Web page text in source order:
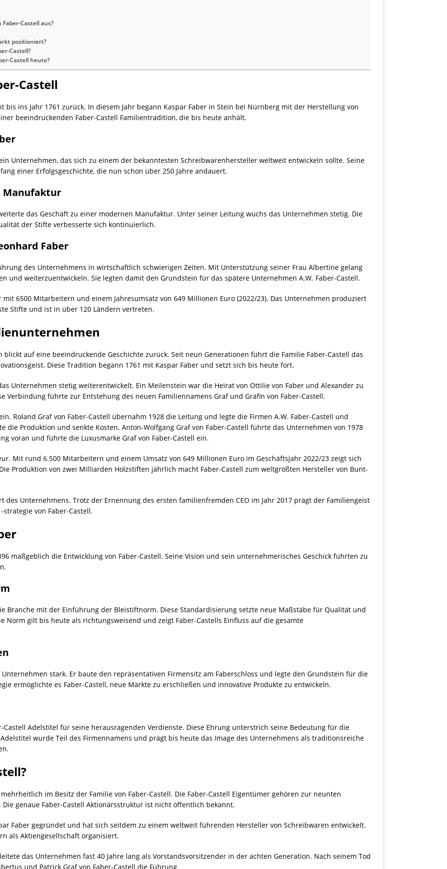
Castell aus?
positioniert?
Castell?
Castell heute?
Castell
bis ins Jahr 1761 zurück. In diesem Jahr begann Kaspar Faber in Stein bei Nürnberg mit der Herstellung von
beeindruckenden Faber-Castell Familientradition, die bis heute anhält.
Unternehmen, das sich zu einem der bekanntesten Schreibwarenhersteller weltweit entwickeln sollte. Seine
einer Erfolgsgeschichte, die nun schon über 250 Jahre andauert.
Manufaktur
das Geschäft zu einer modernen Manufaktur. Unter seiner Leitung wuchs das Unternehmen stetig. Die
der Stifte verbesserte sich kontinuierlich.
Faber
des Unternehmens in wirtschaftlich schwierigen Zeiten. Mit Unterstützung seiner Frau Albertine gelang
und weiterzuentwickeln. Sie legten damit den Grundstein für das spätere Unternehmen A.W. Faber-Castell.
mit 6500 Mitarbeitern und einem Jahresumsatz von 649 Millionen Euro (2022/23). Das Unternehmen produziert
Stifte und ist in über 120 Ländern vertreten.
blickt auf eine beeindruckende Geschichte zurück. Seit neun Generationen führt die Familie Faber-Castell das
Diese Tradition begann 1761 mit Kaspar Faber und setzt sich bis heute fort.
Unternehmen stetig weiterentwickelt. Ein Meilenstein war die Heirat von Ottilie von Faber und Alexander zu
Verbindung führte zur Entstehung des neuen Familiennamens Graf und Gräfin von Faber-Castell.
Roland Graf von Faber-Castell übernahm 1928 die Leitung und legte die Firmen A.W. Faber-Castell und
die Produktion und senkte Kosten. Anton-Wolfgang Graf von Faber-Castell führte das Unternehmen von 1978
voran und führte die Luxusmarke Graf von Faber-Castell ein.
Mit rund 6.500 Mitarbeitern und einem Umsatz von 649 Millionen Euro im Geschäftsjahr 2022/23 zeigt sich
Produktion von zwei Milliarden Holzstiften jährlich macht Faber-Castell zum weltgrößten Hersteller von Bunt-
Unternehmens. Trotz der Ernennung des ersten familienfremden CEO im Jahr 2017 prägt der Familiengeist
von Faber-Castell.
maßgeblich die Entwicklung von Faber-Castell. Seine Vision und sein unternehmerisches Geschick führten zu
Branche mit der Einführung der Bleistiftnorm. Diese Standardisierung setzte neue Maßstäbe für Qualität und
Norm gilt bis heute als richtungsweisend und zeigt Faber-Castells Einfluss auf die gesamte
stark. Er baute den repräsentativen Firmensitz am Faberschloss und legte den Grundstein für die
ermöglichte es Faber-Castell, neue Märkte zu erschließen und innovative Produkte zu entwickeln.
Castell Adelstitel für seine herausragenden Verdienste. Diese Ehrung unterstrich seine Bedeutung für die
wurde Teil des Firmennamens und prägt bis heute das Image des Unternehmens als traditionsreiche
im Besitz der Familie von Faber-Castell. Die Faber-Castell Eigentümer gehören zur neunten
genaue Faber-Castell Aktionärsstruktur ist nicht öffentlich bekannt.
Faber gegründet und hat sich seitdem zu einem weltweit führenden Hersteller von Schreibwaren entwickelt.
als Aktiengesellschaft organisiert.
das Unternehmen fast 40 Jahre lang als Vorstandsvorsitzender in der achten Generation. Nach seinem Tod
und Patrick Graf von Faber-Castell die Führung.